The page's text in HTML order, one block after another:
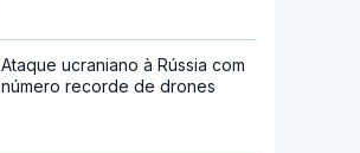
Ataque ucraniano à Rússia com
número recorde de drones